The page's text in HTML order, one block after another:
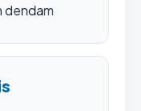
dendam